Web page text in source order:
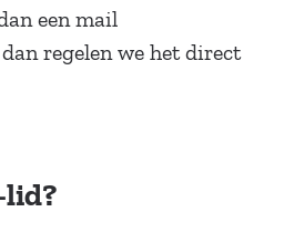
een mail
regelen we het direct
lid?